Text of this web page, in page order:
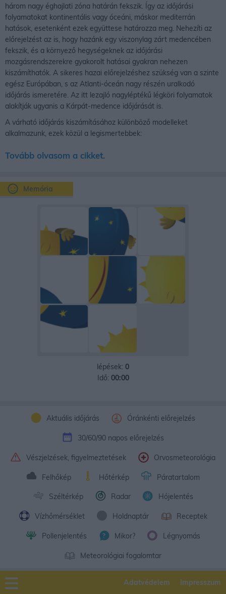
Aktuális időjárás Óránkénti előrejelzés
30/60/90 napos előrejelzés
Vészjelzések, figyelmeztetések Orvosmeteorológia
Felhőkép Hőtérkép Páratartalom
Széltérkép Radar Hójelentés
Vízhőmérséklet Holdnaptár Receptek
Pollenjelentés Mikor? Légnyomás
Meteorológiai fogalomtar
Memória
lépések: 0
Idő: 00:00
három nagy éghajlati zóna határán fekszik. Így az időjárási
folyamatokat kontinentális vagy óceáni, máskor mediterrán
hatások, esetenként ezek együttese határozza meg. Nehezíti az
előrejelzést az is, hogy hazánk egy viszonylag zárt medencében
fekszik, és a környező hegységeknek az időjárási
mozgásrendszerekre gyakorolt hatásai gyakran nehezen
kiszámíthatók. A sikeres hazai előrejelzéshez szükség van a szinte
egész Európában, s az Atlanti-óceán nagy részén uralkodó
időjárás ismeretére. Az itt lezajló nagyléptékű légköri folyamatok
alakítják ugyanis a Kárpát-medence időjárását is.
A várható időjárás kiszámításához különböző modelleket
alkalmazunk, ezek közül a legismertebbek:
Tovább olvasom a cikket.
Adatvédelem Impresszum